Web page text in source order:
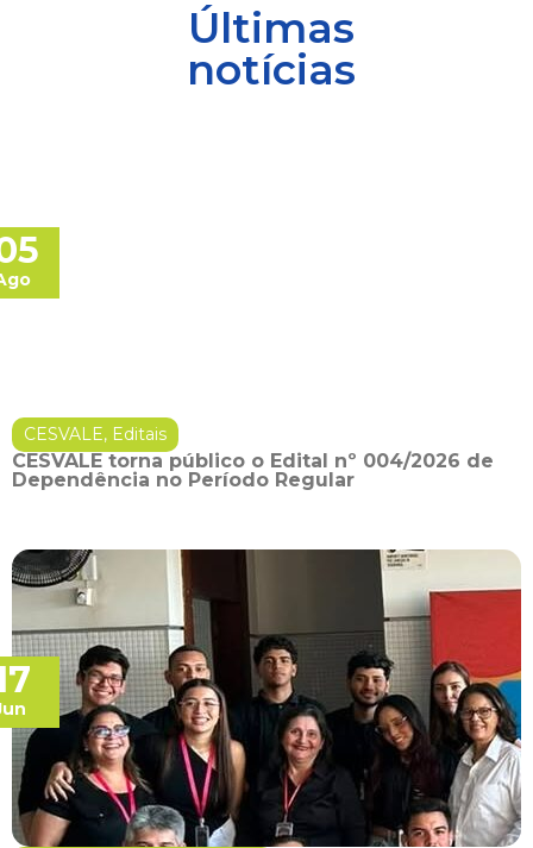
Últimas
notícias
CESVALE, Editais
CESVALE torna público o Edital nº 004/2026 de
Dependência no Período Regular